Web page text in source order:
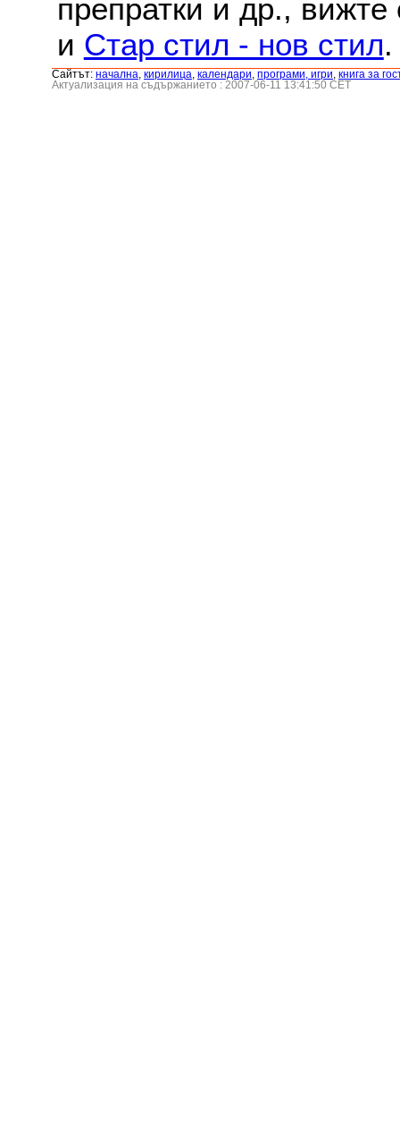
препратки и др.,
и Стар стил - нов стил.
Сайтът: началнa кирилица календари програми, игри книга за
Актуализация на съдържанието : 2007-06-11 13:41:50 CET